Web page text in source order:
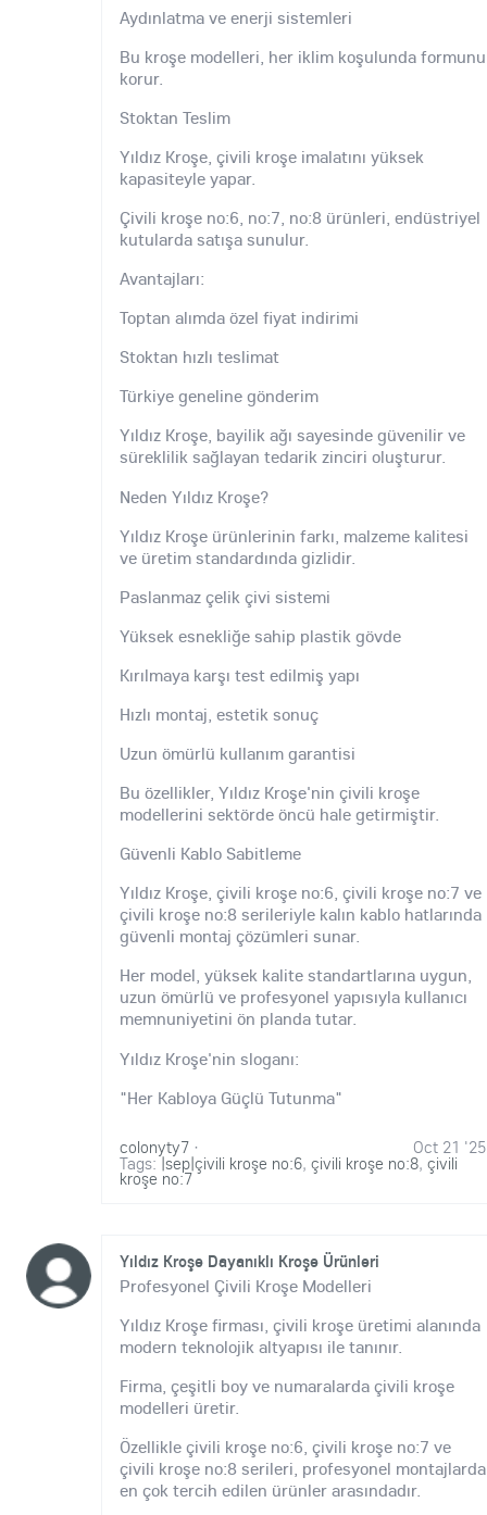
Aydınlatma ve enerji sistemleri
Bu kroşe modelleri, her iklim koşulunda formunu
korur.
Stoktan Teslim
Yıldız Kroşe, çivili kroşe imalatını yüksek
kapasiteyle yapar.
Çivili kroşe no:6, no:7, no:8 ürünleri, endüstriyel
kutularda satışa sunulur.
Avantajları:
Toptan alımda özel fiyat indirimi
Stoktan hızlı teslimat
Türkiye geneline gönderim
Yıldız Kroşe, bayilik ağı sayesinde güvenilir ve
süreklilik sağlayan tedarik zinciri oluşturur.
Neden Yıldız Kroşe?
Yıldız Kroşe ürünlerinin farkı, malzeme kalitesi
ve üretim standardında gizlidir.
Paslanmaz çelik çivi sistemi
Yüksek esnekliğe sahip plastik gövde
Kırılmaya karşı test edilmiş yapı
Hızlı montaj, estetik sonuç
Uzun ömürlü kullanım garantisi
Bu özellikler, Yıldız Kroşe'nin çivili kroşe
modellerini sektörde öncü hale getirmiştir.
Güvenli Kablo Sabitleme
Yıldız Kroşe, çivili kroşe no:6, çivili kroşe no:7 ve
çivili kroşe no:8 serileriyle kalın kablo hatlarında
güvenli montaj çözümleri sunar.
Her model, yüksek kalite standartlarına uygun,
uzun ömürlü ve profesyonel yapısıyla kullanıcı
memnuniyetini ön planda tutar.
Yıldız Kroşe'nin sloganı:
"Her Kabloya Güçlü Tutunma"
colonyty7 Oct 21 '25
·
Tags:|sep|çivili kroşe no:6, çivili kroşe no:8, çivili
kroşe no:7
Yıldız Kroşe Dayanıklı Kroşe Ürünleri
Profesyonel Çivili Kroşe Modelleri
Yıldız Kroşe firması, çivili kroşe üretimi alanında
modern teknolojik altyapısı ile tanınır.
Firma, çeşitli boy ve numaralarda çivili kroşe
modelleri üretir.
Özellikle çivili kroşe no:6, çivili kroşe no:7 ve
çivili kroşe no:8 serileri, profesyonel montajlarda
en çok tercih edilen ürünler arasındadır.